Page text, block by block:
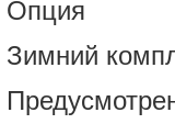
Опция
Зимний